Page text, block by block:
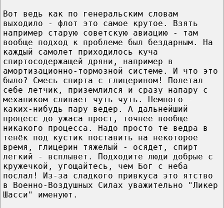
Вот ведь как по генеральским словам
выходило - флот это самое крутое. Взять
например старую советскую авиацию - там
вообще подход к проблеме был бездарным. На
каждый самолет приходилось куча
спиртосодержащей дряни, например в
амортизационно-тормозной системе. И что это
было? Смесь спирта с глицерином! Полетал
себе летчик, приземлился и сразу напару с
механиком сливает чуть-чуть. Немного -
каких-нибудь пару ведер. А дальнейший
процесс до ужаса прост, точнее вообще
никакого процесса. Надо просто те ведра в
тенёк под кустик поставить на некоторое
время, глицерин тяжелый - осядет, спирт
легкий - всплывет. Подходите люди добрые с
кружечкой, угощайтесь, чем Бог с неба
послал! Из-за сладкого привкуса это ятство
в Военно-Воздушных Силах уважительно "Ликер
Шасси" именуют.